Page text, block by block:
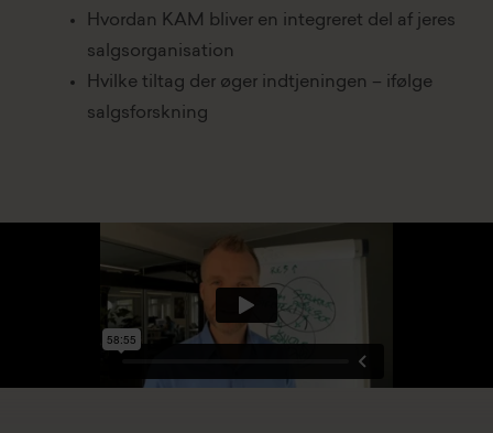
Hvordan KAM bliver en integreret del af jeres
salgsorganisation
Hvilke tiltag der øger indtjeningen – ifølge
salgsforskning